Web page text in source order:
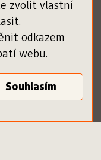
novinky
podmínky
zvolit vlastní
odkazem
webu.